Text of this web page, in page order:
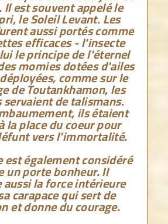
est souvent appelé le
le Soleil Levant. Les
aussi portés comme
efficaces - l'insecte
le principe de l'éternel
momies dotées d'ailes
comme sur le
de Toutankhamon, les
servaient de talismans.
ils étaient
la place du coeur pour
vers l'immortalité.
est également considéré
un porte bonheur. Il
la force intérieure
carapace qui sert de
et donne du courage.